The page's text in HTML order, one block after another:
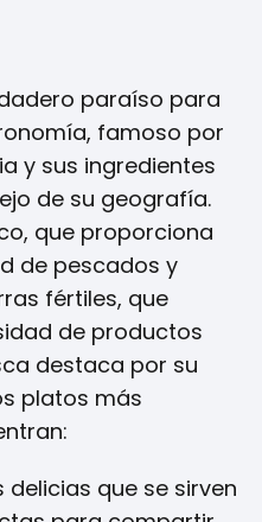
paraíso para
famoso por
y sus ingredientes
de su geografía.
que proporciona
de pescados y
fértiles, que
de productos
destaca por su
platos más
delicias que se sirven